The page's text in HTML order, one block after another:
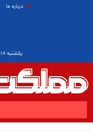
درباره ما
یکشنبه ۱۸ مرداد ۱۴۰۵